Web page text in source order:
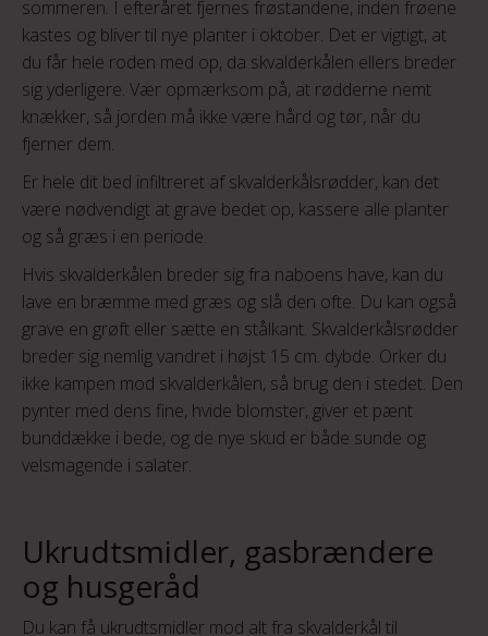
sommeren. I efteråret fjernes frøstandene, inden frøene
kastes og bliver til nye planter i oktober. Det er vigtigt, at
du får hele roden med op, da skvalderkålen ellers breder
sig yderligere. Vær opmærksom på, at rødderne nemt
knækker, så jorden må ikke være hård og tør, når du
fjerner dem.
Er hele dit bed infiltreret af skvalderkålsrødder, kan det
være nødvendigt at grave bedet op, kassere alle planter
og så græs i en periode.
Hvis skvalderkålen breder sig fra naboens have, kan du
lave en bræmme med græs og slå den ofte. Du kan også
grave en grøft eller sætte en stålkant. Skvalderkålsrødder
breder sig nemlig vandret i højst 15 cm. dybde. Orker du
ikke kampen mod skvalderkålen, så brug den i stedet. Den
pynter med dens fine, hvide blomster, giver et pænt
bunddække i bede, og de nye skud er både sunde og
velsmagende i salater.
Ukrudtsmidler, gasbrændere
og husgeråd
Du kan få ukrudtsmidler mod alt fra skvalderkål til